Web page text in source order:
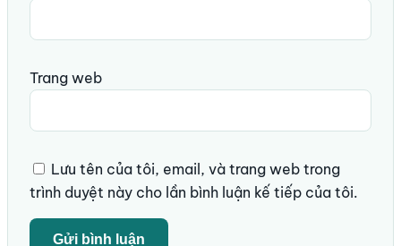
Trang web
Lưu tên của tôi, email, và trang web trong
trình duyệt này cho lần bình luận kế tiếp của tôi.